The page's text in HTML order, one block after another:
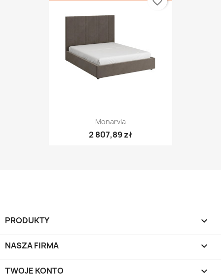
Monarvia
2 807,89 zł
PRODUKTY 
NASZA FIRMA 
TWOJE KONTO 